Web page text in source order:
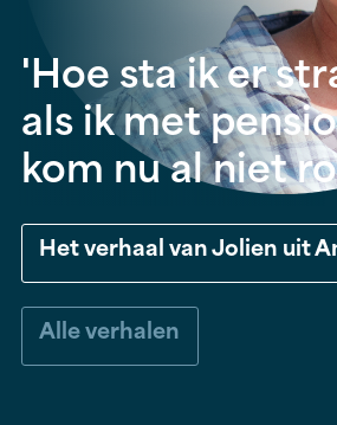
'Hoe sta ik er
als ik met
kom nu al niet
Het verhaal van Jolien uit
Alle verhalen